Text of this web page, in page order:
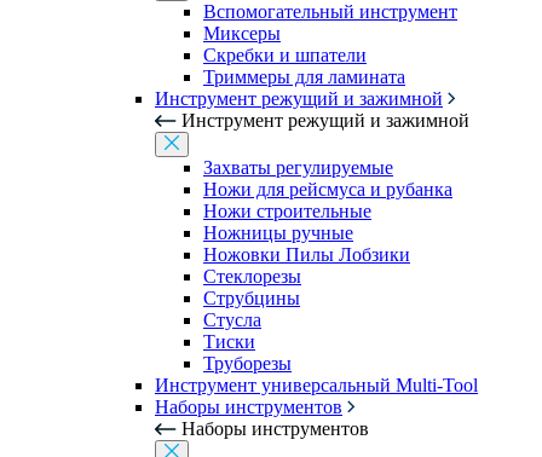
Вспомогательный инструмент
Миксеры
Скребки и шпатели
Триммеры для ламината
Инструмент режущий и зажимной
Инструмент режущий и зажимной
Захваты регулируемые
Ножи для рейсмуса и рубанка
Ножи строительные
Ножницы ручные
Ножовки Пилы Лобзики
Стеклорезы
Струбцины
Стусла
Тиски
Труборезы
Инструмент универсальный Multi-Tool
Наборы инструментов
Наборы инструментов